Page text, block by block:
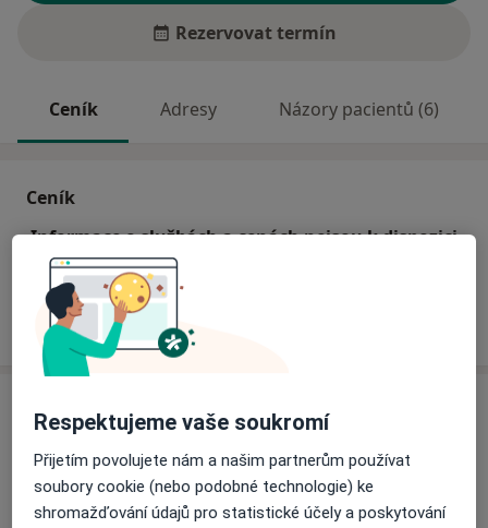
Rezervovat termín
Ceník Adresy Názory pacientů (6)
Ceník
Informace o službách a cenách nejsou k dispozici
Tento specialista ještě nepřidával žádné informace o
svých službách.
Chirurgická ordinace
Revoluční 229/86, Ústí nad Labem
Respektujeme vaše soukromí
Přijetím povolujete nám a našim partnerům používat
soubory cookie (nebo podobné technologie) ke
shromažďování údajů pro statistické účely a poskytování